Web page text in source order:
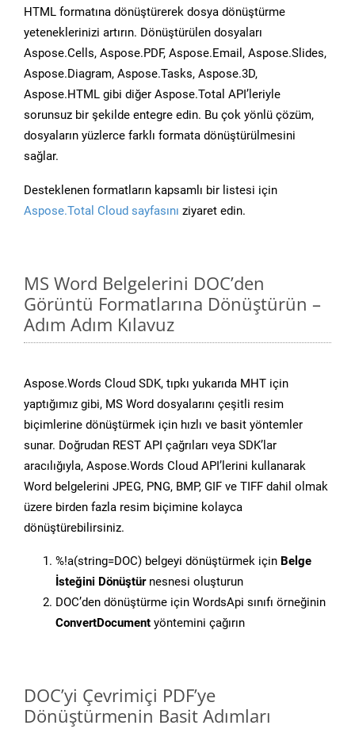
HTML formatına dönüştürerek dosya dönüştürme
yeteneklerinizi artırın. Dönüştürülen dosyaları
Aspose.Cells, Aspose.PDF, Aspose.Email, Aspose.Slides,
Aspose.Diagram, Aspose.Tasks, Aspose.3D,
Aspose.HTML gibi diğer Aspose.Total API’leriyle
sorunsuz bir şekilde entegre edin. Bu çok yönlü çözüm,
dosyaların yüzlerce farklı formata dönüştürülmesini
sağlar.
Desteklenen formatların kapsamlı bir listesi için
Aspose.Total Cloud sayfasını ziyaret edin.
MS Word Belgelerini DOC’den
Görüntü Formatlarına Dönüştürün –
Adım Adım Kılavuz
Aspose.Words Cloud SDK, tıpkı yukarıda MHT için
yaptığımız gibi, MS Word dosyalarını çeşitli resim
biçimlerine dönüştürmek için hızlı ve basit yöntemler
sunar. Doğrudan REST API çağrıları veya SDK’lar
aracılığıyla, Aspose.Words Cloud API’lerini kullanarak
Word belgelerini JPEG, PNG, BMP, GIF ve TIFF dahil olmak
üzere birden fazla resim biçimine kolayca
dönüştürebilirsiniz.
%!a(string=DOC) belgeyi dönüştürmek için Belge
İsteğini Dönüştürnesnesi oluşturun
DOC’den dönüştürme için WordsApi sınıfı örneğinin
ConvertDocument yöntemini çağırın
DOC’yi Çevrimiçi PDF’ye
Dönüştürmenin Basit Adımları